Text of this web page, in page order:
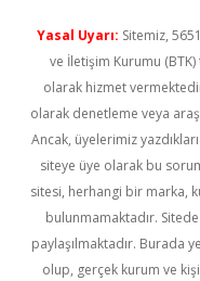
Yasal Uyarı: Sitemiz,
ve İletişim Kurumu (BTK)
olarak hizmet
olarak denetleme veya
Ancak, üyelerimiz
siteye üye olarak bu
sitesi, herhangi bir marka,
bulunmamaktadır. Sitede
paylaşılmaktadır. Burada
olup, gerçek kurum ve